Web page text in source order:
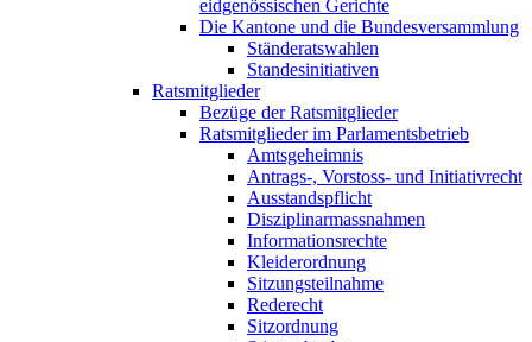
eidgenössischen Gerichte
Die Kantone und die Bundesversammlung
Ständeratswahlen
Standesinitiativen
Ratsmitglieder
Bezüge der Ratsmitglieder
Ratsmitglieder im Parlamentsbetrieb
Amtsgeheimnis
Antrags-, Vorstoss- und Initiativrecht
Ausstandspflicht
Disziplinarmassnahmen
Informationsrechte
Kleiderordnung
Sitzungsteilnahme
Rederecht
Sitzordnung